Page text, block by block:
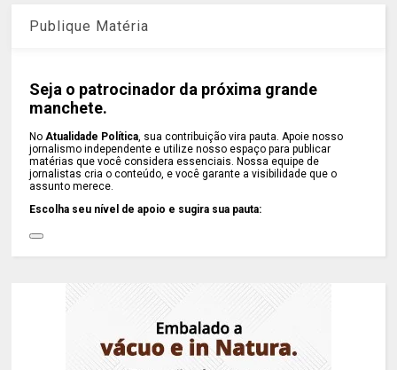
Publique Matéria
Seja o patrocinador da próxima grande
manchete.
No Atualidade Política , sua contribuição vira pauta. Apoie nosso
jornalismo independente e utilize nosso espaço para publicar
matérias que você considera essenciais. Nossa equipe de
jornalistas cria o conteúdo, e você garante a visibilidade que o
assunto merece.
Escolha seu nível de apoio e sugira sua pauta: